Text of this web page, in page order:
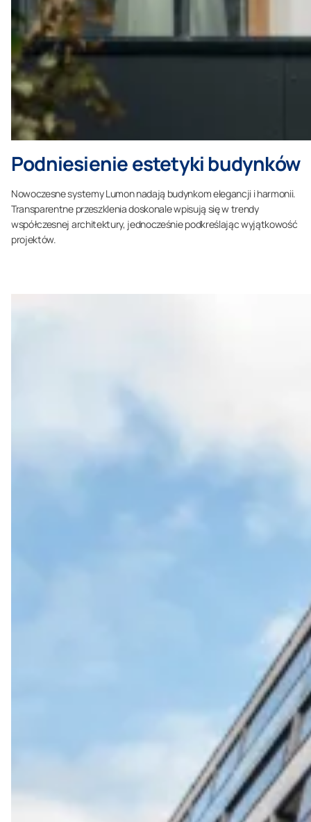
Podniesienie estetyki budynków
Nowoczesne systemy Lumon nadają budynkom elegancji i harmonii.
Transparentne przeszklenia doskonale wpisują się w trendy
współczesnej architektury, jednocześnie podkreślając wyjątkowość
projektów.